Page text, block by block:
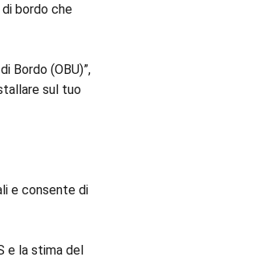
bordo che
Bordo (OBU)”,
sul tuo
e consente di
e la stima del